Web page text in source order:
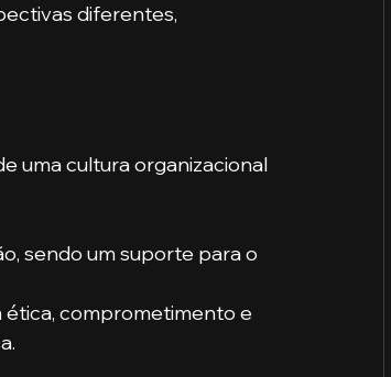
diferentes,
uma cultura organizacional
sendo um suporte para o
comprometimento e